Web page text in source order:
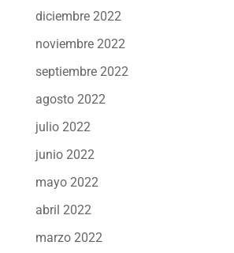
diciembre 2022
noviembre 2022
septiembre 2022
agosto 2022
julio 2022
junio 2022
mayo 2022
abril 2022
marzo 2022